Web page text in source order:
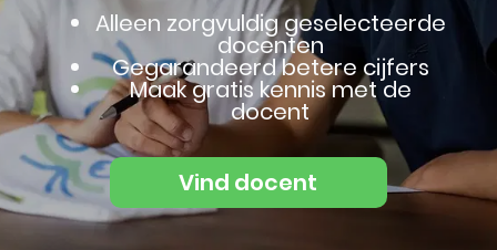
Alleen zorgvuldig geselecteerde
docenten
Gegarandeerd betere cijfers
Maak gratis kennis met de
docent
Vind docent